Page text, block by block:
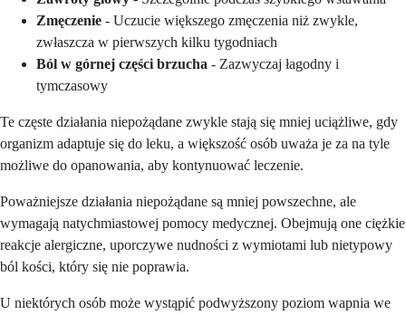
Zmęczenie - Uczucie większego zmęczenia niż zwykle,
zwłaszcza w pierwszych kilku tygodniach
Ból w górnej części brzucha - Zazwyczaj łagodny i
tymczasowy
Te częste działania niepożądane zwykle stają się mniej uciążliwe, gdy
organizm adaptuje się do leku, a większość osób uważa je za na tyle
możliwe do opanowania, aby kontynuować leczenie.
Poważniejsze działania niepożądane są mniej powszechne, ale
wymagają natychmiastowej pomocy medycznej. Obejmują one ciężkie
reakcje alergiczne, uporczywe nudności z wymiotami lub nietypowy
ból kości, który się nie poprawia.
U niektórych osób może wystąpić podwyższony poziom wapnia we